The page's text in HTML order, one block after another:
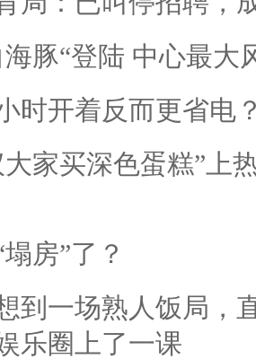
海豚“登陆 中心最大
时开着反而更省电
大家买深色蛋糕”上
房”了？
到一场熟人饭局，
乐圈上了一课